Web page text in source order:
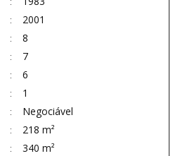
2001
8
7
6
1
Negociável
218 m²
340 m²